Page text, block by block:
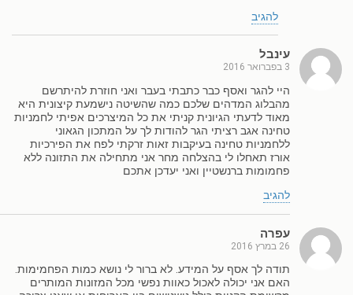
להגיב
עינבל
3 בפברואר 2016
היי להגר ואסף כבר כתבתי בעבר ואני חוזרת להיתרשם
מהבלוג המדהים שלכם כמה שהשיטה נישמעת קיצונית היא
מאוד לדעתי הגיונית קניתי את כל המיצרכים אפיתי לחמניות
טחינה אגב רציתי הגר להודות לך על המתכון הגאוני
ללחמניות טחינה בעיקבות זאות זרקתי לפח את הפירכיות
אורז תאחלו לי בהצלחה מחר אני מתחילה את התזונה ללא
פחמומות ברנשטיין ואני יעדכן אתכם
להגיב
עפרה
26 במרץ 2016
תודה לך אסף על המידע. לא ברור לי נושא כמות הפחמימות.
האם אני יכולה לאכול כאוות נפשי מכל המזונות המותרים